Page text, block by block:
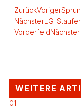
ZurückVoriger
NächsterLG-
VorderfeldNächster
WEITERE
01